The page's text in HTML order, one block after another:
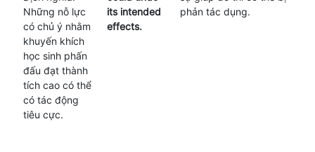
Những nỗ lực
có chủ ý nhằm
khuyến khích
học sinh phấn
đấu đạt thành
tích cao có thể
có tác động
tiêu cực.
its intended
effects.
phản tác dụng.